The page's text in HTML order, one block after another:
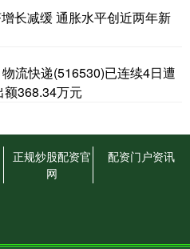
长减缓 通胀水平创近两年新
流快递(516530)已连续4日遭
368.34万元
正规炒股配资官
网
配资门户资讯